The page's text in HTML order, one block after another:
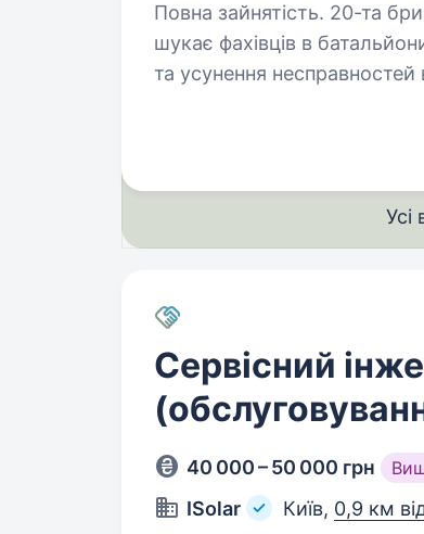
Повна зайнятість. 20-та бригада оперативного призначення «Любарт»
шукає фахівців в батальйони та
та усунення
Усі
Сервісний
40 000 – 50 000 грн
ISolar Київ, 0,9 км